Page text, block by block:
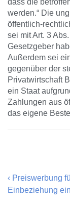
werden.“ Die
öffentlich-
sei mit Art. 3
Gesetzgeber
Außerdem sei
gegenüber der
Privatwirtschaft
ein Staat
Zahlungen aus
das eigene
‹ Preiswerbung
Einbeziehung